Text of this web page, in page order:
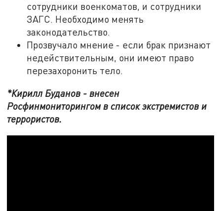
сотрудники военкоматов, и сотрудники
ЗАГС. Необходимо менять
законодательство.
Прозвучало мнение - если брак признают
недействительным, они имеют право
перезахоронить тело.
*Кирилл Буданов - внесен
Росфинмониторингом в список экстремистов и
террористов.